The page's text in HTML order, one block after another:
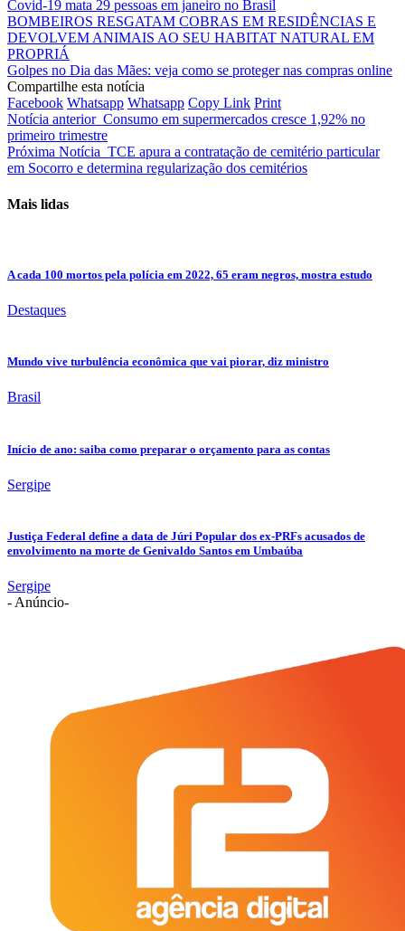
Covid-19 mata 29 pessoas em janeiro no Brasil
BOMBEIROS RESGATAM COBRAS EM RESIDÊNCIAS E
DEVOLVEM ANIMAIS AO SEU HABITAT NATURAL EM
PROPRIÁ
Golpes no Dia das Mães: veja como se proteger nas compras online
Compartilhe esta notícia
Facebook Whatsapp Whatsapp Copy Link Print
Notícia anterior Consumo em supermercados cresce 1,92% no
primeiro trimestre
Próxima Notícia TCE apura a contratação de cemitério particular
em Socorro e determina regularização dos cemitérios
Mais lidas
A cada 100 mortos pela polícia em 2022, 65 eram negros, mostra estudo
Destaques
Mundo vive turbulência econômica que vai piorar, diz ministro
Brasil
Início de ano: saiba como preparar o orçamento para as contas
Sergipe
Justiça Federal define a data de Júri Popular dos ex-PRFs acusados de
envolvimento na morte de Genivaldo Santos em Umbaúba
Sergipe
- Anúncio-